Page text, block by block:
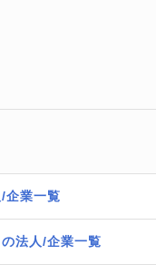
/企業一覧
の法人/企業一覧